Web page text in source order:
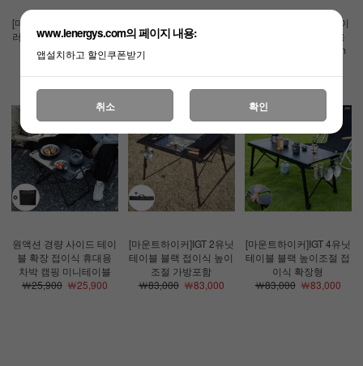
[마운트하이커]캐리어 쿨
러 36L 이동식 바퀴 캠핑
하드쿨러
￦99,000 ￦99,000
백패킹 라이터 휴대용 점
￦10,900
탄소강 스테이크 프라이
팬 가정용 캠핑 요리용
후라이팬 중형 25.5cm
원액션 경량 사이드 테이
블 확장 접이식 휴대용
차박 캠핑 미니테이블
￦25,900￦25,900
[마운트하이커]IGT 2유닛
테이블 블랙 접이식 높이
조절 가방포함
￦83,000￦83,000
[마운트하이커]IGT 4유닛
테이블 블랙 높이조절 접
이식 확장형
￦83,000￦83,000
www.lenergys.com의 페이지 내용:
앱설치하고 할인쿠폰받기
취소 확인